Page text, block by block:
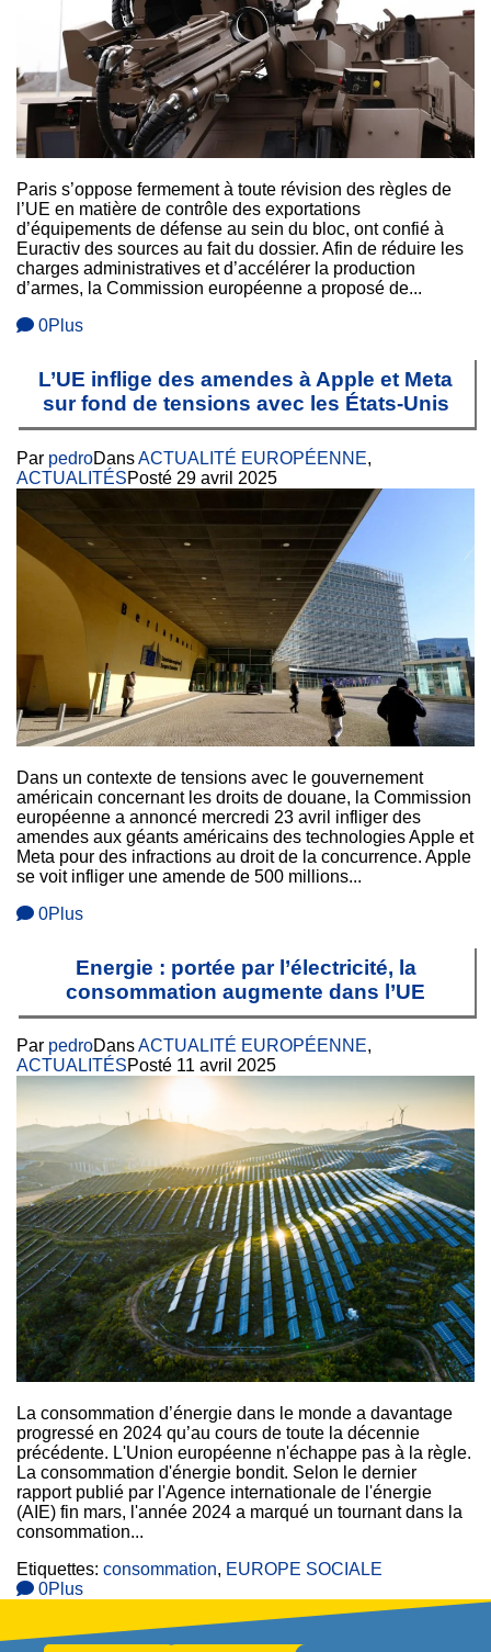
Paris s’oppose fermement à toute révision des règles de
l’UE en matière de contrôle des exportations
d’équipements de défense au sein du bloc, ont confié à
Euractiv des sources au fait du dossier. Afin de réduire les
charges administratives et d’accélérer la production
d’armes, la Commission européenne a proposé de...
0Plus
L’UE inflige des amendes à Apple et Meta
sur fond de tensions avec les États-Unis
Par pedroDansACTUALITÉ EUROPÉENNE,
ACTUALITÉSPosté 29 avril 2025
Dans un contexte de tensions avec le gouvernement
américain concernant les droits de douane, la Commission
européenne a annoncé mercredi 23 avril infliger des
amendes aux géants américains des technologies Apple et
Meta pour des infractions au droit de la concurrence. Apple
se voit infliger une amende de 500 millions...
0Plus
Energie : portée par l’électricité, la
consommation augmente dans l’UE
Par pedroDansACTUALITÉ EUROPÉENNE,
ACTUALITÉSPosté 11 avril 2025
La consommation d’énergie dans le monde a davantage
progressé en 2024 qu’au cours de toute la décennie
précédente. L'Union européenne n'échappe pas à la règle.
La consommation d'énergie bondit. Selon le dernier
rapport publié par l'Agence internationale de l'énergie
(AIE) fin mars, l'année 2024 a marqué un tournant dans la
consommation...
Etiquettes: consommation, EUROPE SOCIALE
0Plus